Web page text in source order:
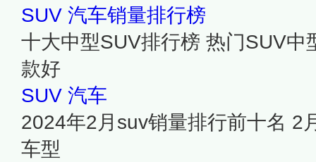
SUV 汽车销量排行榜
十大中型SUV排行榜 热门SUV中
款好
SUV 汽车
2024年2月suv销量排行前十名 2
车型